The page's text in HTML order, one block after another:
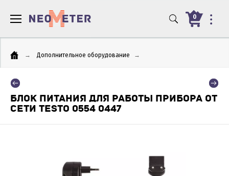
0
→ Дополнительное оборудование →
БЛОК ПИТАНИЯ ДЛЯ РАБОТЫ ПРИБОРА ОТ
СЕТИ TESTO 0554 0447